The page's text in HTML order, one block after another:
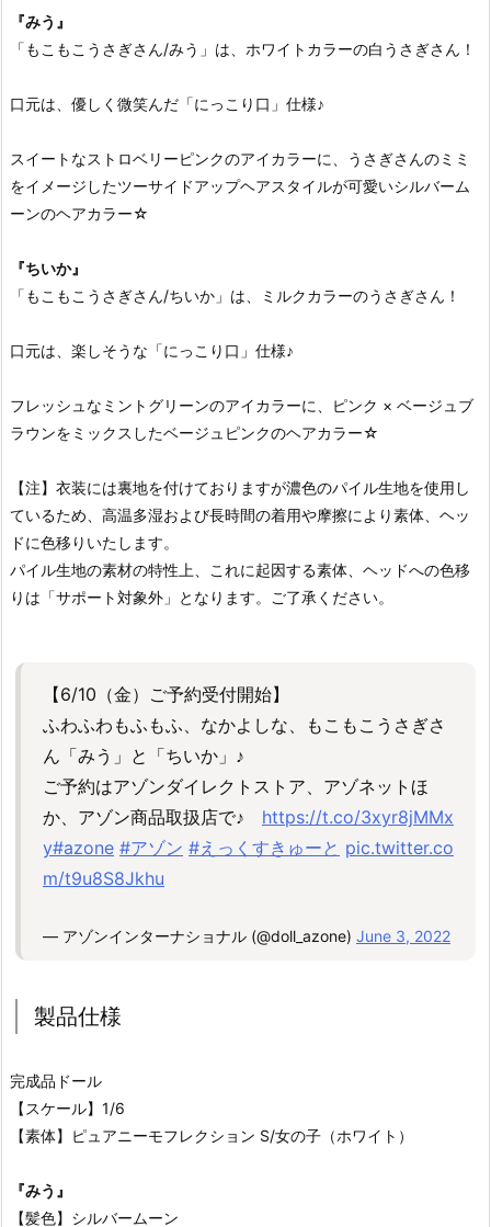
『みう』
「もこもこうさぎさん/みう」は、ホワイトカラーの白うさぎさん！
口元は、優しく微笑んだ「にっこり口」仕様♪
スイートなストロベリーピンクのアイカラーに、うさぎさんのミミ
をイメージしたツーサイドアップヘアスタイルが可愛いシルバーム
ーンのヘアカラー☆
『ちいか』
「もこもこうさぎさん/ちいか」は、ミルクカラーのうさぎさん！
口元は、楽しそうな「にっこり口」仕様♪
フレッシュなミントグリーンのアイカラーに、ピンク × ベージュブ
ラウンをミックスしたベージュピンクのヘアカラー☆
【注】衣装には裏地を付けておりますが濃色のパイル生地を使用し
ているため、高温多湿および長時間の着用や摩擦により素体、ヘッ
ドに色移りいたします。
パイル生地の素材の特性上、これに起因する素体、ヘッドへの色移
りは「サポート対象外」となります。ご了承ください。
【6/10（金）ご予約受付開始】
ふわふわもふもふ、なかよしな、もこもこうさぎさ
ん「みう」と「ちいか」♪
ご予約はアゾンダイレクトストア、アゾネットほ
か、アゾン商品取扱店で♪ https://t.co/3xyr8jMMx
y#azone #アゾン #えっくすきゅーと pic.twitter.co
m/t9u8S8Jkhu
— アゾンインターナショナル (@doll_azone) June 3, 2022
製品仕様
完成品ドール
【スケール】1/6
【素体】ピュアニーモフレクション S/女の子（ホワイト）
『みう』
【髪色】シルバームーン